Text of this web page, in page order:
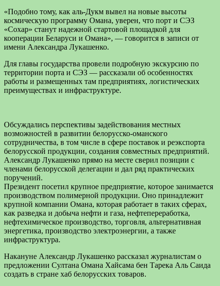
«Подобно тому, как аль-Дукм вывел на новые высоты
космическую программу Омана, уверен, что порт и СЭЗ
«Сохар» станут надежной стартовой площадкой для
кооперации Беларуси и Омана», — говорится в записи от
имени Александра Лукашенко.
Для главы государства провели подробную экскурсию по
территории порта и СЭЗ — рассказали об особенностях
работы и размещенных там предприятиях, логистических
преимуществах и инфраструктуре.
Обсуждались перспективы задействования местных
возможностей в развитии белорусско-оманского
сотрудничества, в том числе в сфере поставок и реэкспорта
белорусской продукции, создания совместных предприятий.
Александр Лукашенко прямо на месте сверил позиции с
членами белорусской делегации и дал ряд практических
поручений.
Президент посетил крупное предприятие, которое занимается
производством полимерной продукции. Оно принадлежит
крупной компании Омана, которая работает в таких сферах,
как разведка и добыча нефти и газа, нефтепереработка,
нефтехимическое производство, торговля, альтернативная
энергетика, производство электроэнергии, а также
инфраструктура.
Накануне Александр Лукашенко рассказал журналистам о
предложении Султана Омана Хайсама бен Тарека Аль Саида
создать в стране хаб белорусских товаров.